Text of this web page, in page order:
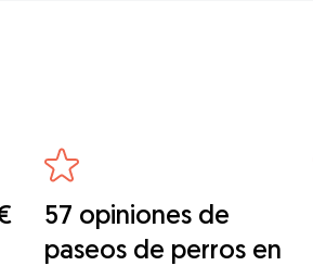
57 opiniones de
paseos de perros en